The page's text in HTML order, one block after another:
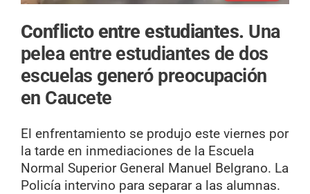
Conflicto entre estudiantes. Una
pelea entre estudiantes de dos
escuelas generó preocupación
en Caucete
El enfrentamiento se produjo este viernes por
la tarde en inmediaciones de la Escuela
Normal Superior General Manuel Belgrano. La
Policía intervino para separar a las alumnas.